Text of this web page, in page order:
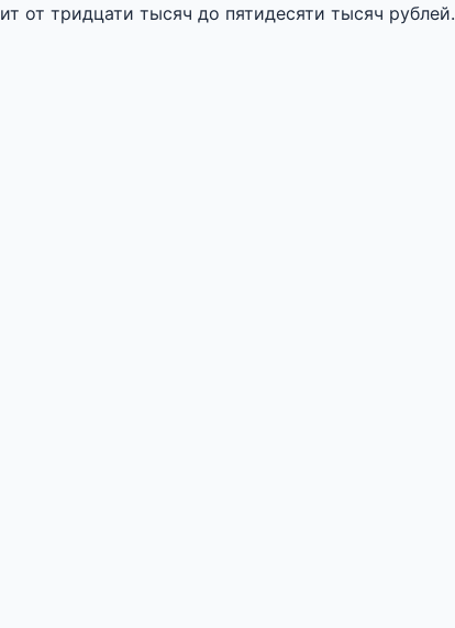
от тридцати тысяч до пятидесяти тысяч рублей.